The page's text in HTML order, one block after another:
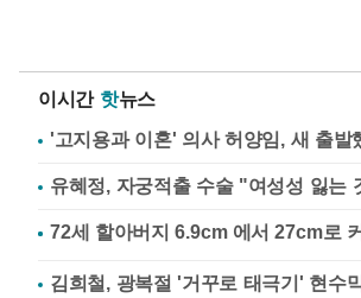
이시간 핫뉴스
'고지용과 이혼' 의사 허양임, 새 출발
유혜정, 자궁적출 수술 "여성성 잃는
김희철, 광복절 '거꾸로 태극기' 현수